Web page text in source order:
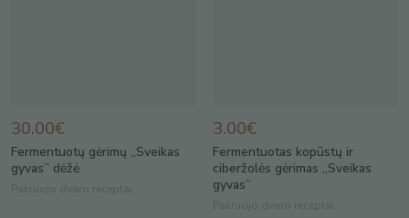
30.00€
Fermentuotų gėrimų „Sveikas
gyvas” dėžė
Pakruojo dvaro receptai
3.00€
Fermentuotas kopūstų ir
ciberžolės gėrimas „Sveikas
gyvas”
Pakruojo dvaro receptai